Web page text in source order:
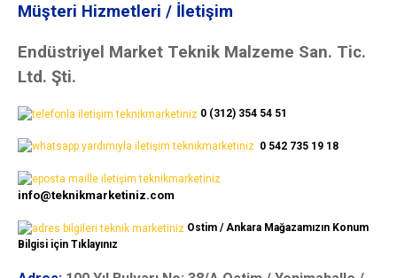
Müşteri Hizmetleri / İletişim
Endüstriyel Market Teknik Malzeme San. Tic.
Ltd. Şti.
0 (312) 354 54 51
0 542 735 19 18
info@teknikmarketiniz.com
Ostim / Ankara Mağazamızın Konum
Bilgisi için Tıklayınız